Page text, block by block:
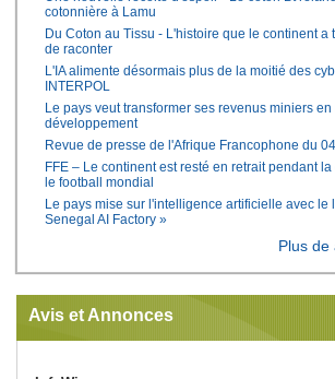
cotonnière à Lamu
Du Coton au Tissu - L'histoire que le continent a
de raconter
L'IA alimente désormais plus de la moitié des
INTERPOL
Le pays veut transformer ses revenus miniers en
développement
Revue de presse de l'Afrique Francophone du
FFE – Le continent est resté en retrait pendant
le football mondial
Le pays mise sur l'intelligence artificielle avec le
Senegal AI Factory »
Plus de
Avis et Annonces